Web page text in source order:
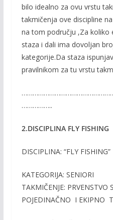
bilo idealno za ovu vrstu
takmičenja ove discipline
na tom području ,Za koliko
staza i dali ima dovoljan
kategorije.Da staza
pravilnikom za tu vrstu
……………..
2.DISCIPLINA FLY FISHING
DISCIPLINA: “FLY FISHING”
KATEGORIJA: SENIORI
TAKMIČENJE: PRVENSTVO
POJEDINAČNO I EKIPNO